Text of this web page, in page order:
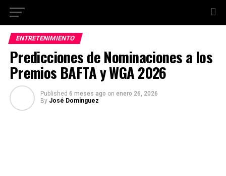
ENTRETENIMIENTO
Predicciones de Nominaciones a los
Premios BAFTA y WGA 2026
Published 6 meses ago on enero 26, 2026
By José Domínguez